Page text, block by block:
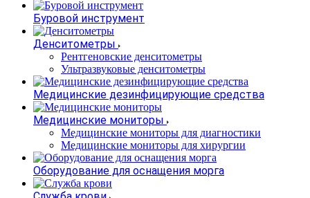
Буровой инструмент
Денситометры
Рентгеновские денситометры
Ультразвуковые денситометры
Медицинские дезинфицирующие средства
Медицинские мониторы
Медицинские мониторы для диагностики
Медицинские мониторы для хирургии
Оборудование для оснащения морга